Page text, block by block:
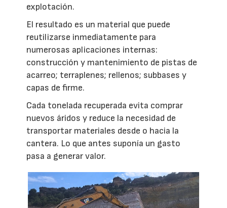
explotación.
El resultado es un material que puede
reutilizarse inmediatamente para
numerosas aplicaciones internas:
construcción y mantenimiento de pistas de
acarreo; terraplenes; rellenos; subbases y
capas de firme.
Cada tonelada recuperada evita comprar
nuevos áridos y reduce la necesidad de
transportar materiales desde o hacia la
cantera. Lo que antes suponía un gasto
pasa a generar valor.